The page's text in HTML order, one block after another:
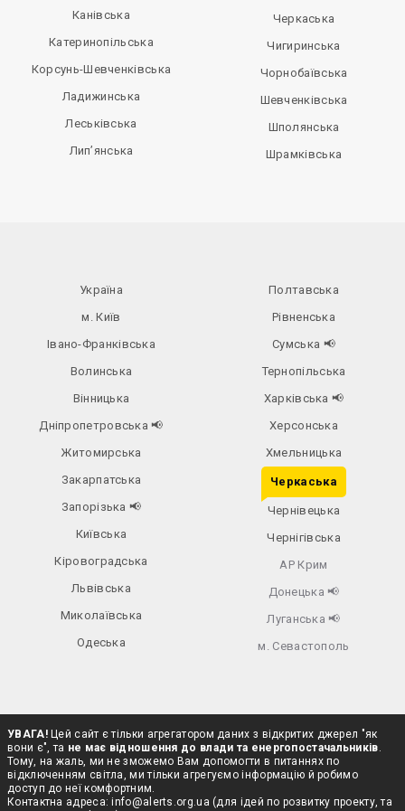
Канівська
Катеринопільська
Корсунь-Шевченківська
Ладижинська
Леськівська
Лип’янська
Черкаська
Чигиринська
Чорнобаївська
Шевченківська
Шполянська
Шрамківська
Україна
м. Київ
Івано-Франківська
Волинська
Вінницька
Дніпропетровська📢
Житомирська
Закарпатська
Запорізька 📢
Київська
Кіровоградська
Львівська
Миколаївська
Одеська
Полтавська
Рівненська
Сумська 📢
Тернопільська
Харківська 📢
Херсонська
Хмельницька
Черкаська
Чернівецька
Чернігівська
АР Крим
Донецька 📢
Луганська 📢
м. Севастополь
УВАГА!Цей сайт є тільки агрегатором даних з відкритих джерел "як
вони є", та не має відношення до влади та енергопостачальників.
Тому, на жаль, ми не зможемо Вам допомогти в питаннях по
відключенням світла, ми тільки агрегуємо інформацію й робимо
доступ до неї комфортним.
Контактна адреса:info@alerts.org.ua (для ідей по розвитку проекту, та